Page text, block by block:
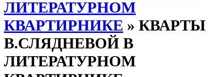
ЛИТЕРАТУРНОМ
КВАРТИРНИКЕ » КВАРТЫ
В.СЛЯДНЕВОЙ В
ЛИТЕРАТУРНОМ